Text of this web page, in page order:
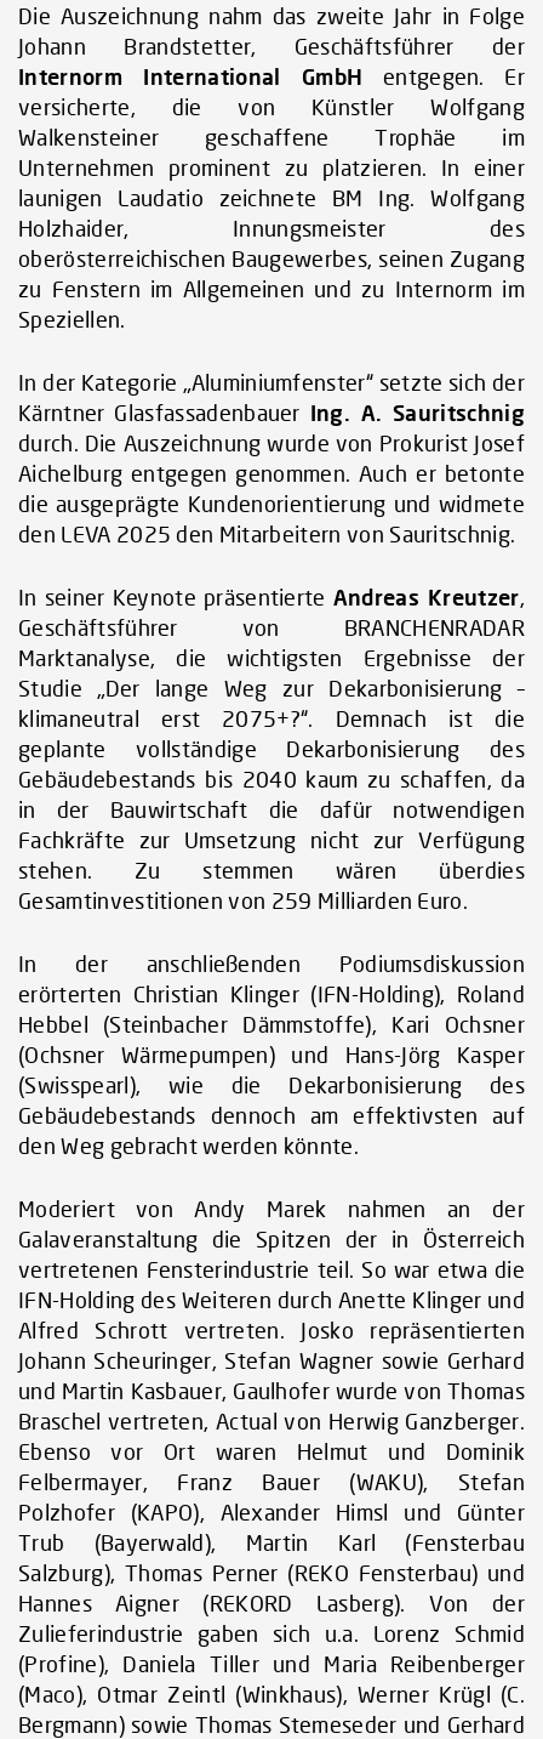
Die Auszeichnung nahm das zweite Jahr in Folge
Johann Brandstetter, Geschäftsführer der
Internorm International GmbH entgegen. Er
versicherte, die von Künstler Wolfgang
Walkensteiner geschaffene Trophäe im
Unternehmen prominent zu platzieren. In einer
launigen Laudatio zeichnete BM Ing. Wolfgang
Holzhaider, Innungsmeister des
oberösterreichischen Baugewerbes, seinen Zugang
zu Fenstern im Allgemeinen und zu Internorm im
Speziellen.
In der Kategorie „Aluminiumfenster“ setzte sich der
Kärntner Glasfassadenbauer Ing. A. Sauritschnig
durch. Die Auszeichnung wurde von Prokurist Josef
Aichelburg entgegen genommen. Auch er betonte
die ausgeprägte Kundenorientierung und widmete
den LEVA 2025 den Mitarbeitern von Sauritschnig.
In seiner Keynote präsentierte Andreas Kreutzer,
Geschäftsführer von BRANCHENRADAR
Marktanalyse, die wichtigsten Ergebnisse der
Studie „Der lange Weg zur Dekarbonisierung –
klimaneutral erst 2075+?“. Demnach ist die
geplante vollständige Dekarbonisierung des
Gebäudebestands bis 2040 kaum zu schaffen, da
in der Bauwirtschaft die dafür notwendigen
Fachkräfte zur Umsetzung nicht zur Verfügung
stehen. Zu stemmen wären überdies
Gesamtinvestitionen von 259 Milliarden Euro.
In der anschließenden Podiumsdiskussion
erörterten Christian Klinger (IFN-Holding), Roland
Hebbel (Steinbacher Dämmstoffe), Kari Ochsner
(Ochsner Wärmepumpen) und Hans-Jörg Kasper
(Swisspearl), wie die Dekarbonisierung des
Gebäudebestands dennoch am effektivsten auf
den Weg gebracht werden könnte.
Moderiert von Andy Marek nahmen an der
Galaveranstaltung die Spitzen der in Österreich
vertretenen Fensterindustrie teil. So war etwa die
IFN-Holding des Weiteren durch Anette Klinger und
Alfred Schrott vertreten. Josko repräsentierten
Johann Scheuringer, Stefan Wagner sowie Gerhard
und Martin Kasbauer, Gaulhofer wurde von Thomas
Braschel vertreten, Actual von Herwig Ganzberger.
Ebenso vor Ort waren Helmut und Dominik
Felbermayer, Franz Bauer (WAKU), Stefan
Polzhofer (KAPO), Alexander Himsl und Günter
Trub (Bayerwald), Martin Karl (Fensterbau
Salzburg), Thomas Perner (REKO Fensterbau) und
Hannes Aigner (REKORD Lasberg). Von der
Zulieferindustrie gaben sich u.a. Lorenz Schmid
(Profine), Daniela Tiller und Maria Reibenberger
(Maco), Otmar Zeintl (Winkhaus), Werner Krügl (C.
Bergmann) sowie Thomas Stemeseder und Gerhard